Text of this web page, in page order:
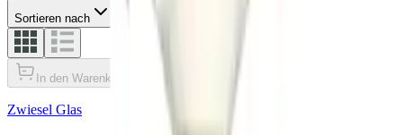
Sortieren nach
In den Warenkorb legen
Zwiesel Glas